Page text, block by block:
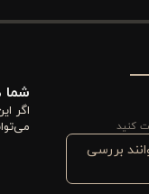
آن با تلفیق طرح
مزایا و ویژگی‌های این
کنید
بررسی
شما
اگر